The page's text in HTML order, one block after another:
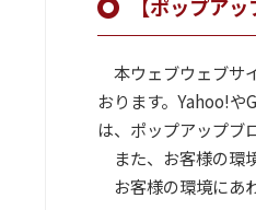
【ポップアッ
本ウェブウェブサ
おります。Yahoo!や
は、ポップアップブ
また、お客様の環
お客様の環境にあ